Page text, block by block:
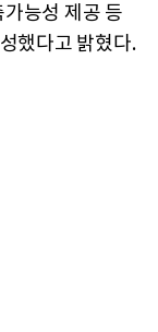
능성 제공 등
했다고 밝혔다.